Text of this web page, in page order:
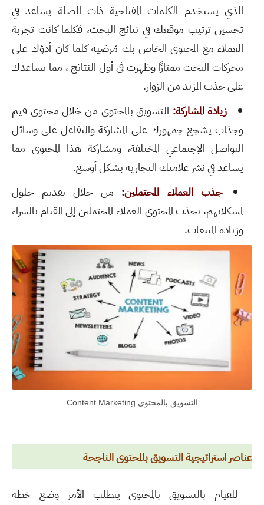
الذي يستخدم الكلمات المفتاحية ذات الصلة يساعد في
تحسين ترتيب موقعك في نتائج البحث، فكلما كانت تجربة
العملاء مع المحتوى الخاص بك مُرضية كلما كان أدؤك على
محركات البحث ممتازًا وظهرت في أول النتائج ، مما يساعدك
على جذب المزيد من الزوار.
زيادة المشاركة: التسويق بالمحتوى من خلال محتوى قيم
وجذاب يشجع جمهورك على المشاركة والتفاعل على وسائل
التواصل الإجتماعي المختلفة، ومشاركة هذا المحتوى مما
يساعد في نشر علامتك التجارية بشكل أوسع.
جذب العملاء المحتملين: من خلال تقديم حلول
لمشكلاتهم، تجذب المحتوى العملاء المحتملين إلى القيام بالشراء
وزيادة المبيعات.
التسويق بالمحتوى Content Marketing
عناصر استراتيجية التسويق بالمحتوى الناجحة
للقيام بالتسويق بالمحتوى يتطلب الأمر وضع خطة